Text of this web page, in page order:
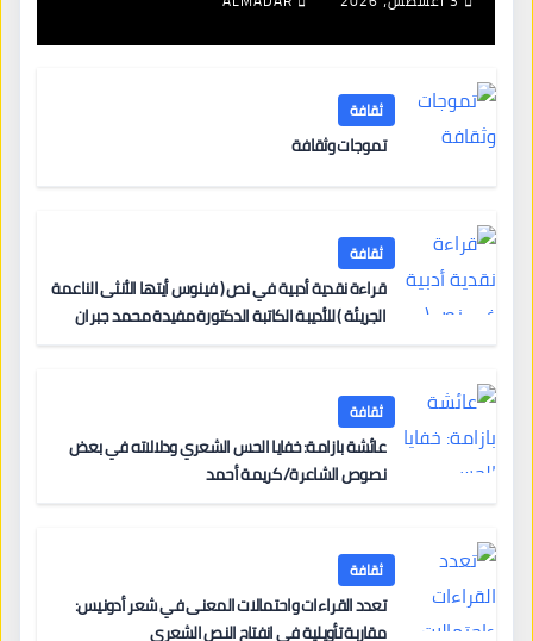
ثقافة
تموجات وثقافة
ثقافة
قراءة نقدية أدبية في نص ( فينوس أيتها الأنثى الناعمة
الجريئة ) للأديبة الكاتبة الدكتورة مفيدة محمد جبران
ثقافة
عائشة بازامة: خفايا الحس الشعري ودلالاته في بعض
نصوص الشاعرة/ كريمة أحمد
ثقافة
تعدد القراءات واحتمالات المعنى في شعر أدونيس:
مقاربة تأويلية في انفتاح النص الشعري